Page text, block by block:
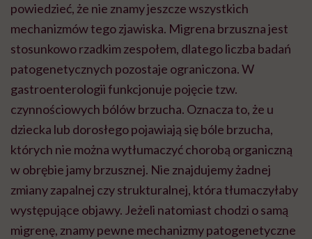
powiedzieć, że nie znamy jeszcze wszystkich
mechanizmów tego zjawiska. Migrena brzuszna jest
stosunkowo rzadkim zespołem, dlatego liczba badań
patogenetycznych pozostaje ograniczona. W
gastroenterologii funkcjonuje pojęcie tzw.
czynnościowych bólów brzucha. Oznacza to, że u
dziecka lub dorosłego pojawiają się bóle brzucha,
których nie można wytłumaczyć chorobą organiczną
w obrębie jamy brzusznej. Nie znajdujemy żadnej
zmiany zapalnej czy strukturalnej, która tłumaczyłaby
występujące objawy. Jeżeli natomiast chodzi o samą
migrenę, znamy pewne mechanizmy patogenetyczne